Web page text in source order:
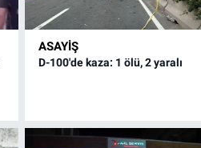
ASAYİŞ
D-100'de kaza: 1 ölü, 2 yaralı